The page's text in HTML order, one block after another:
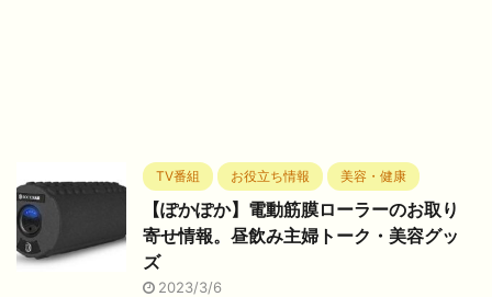
TV番組 お役立ち情報 美容・健康
【ぽかぽか】電動筋膜ローラーのお取り
寄せ情報。昼飲み主婦トーク・美容グッ
ズ
2023/3/6